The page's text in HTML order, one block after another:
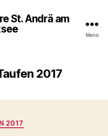
St. Andrä am
Menü
2017
Kategorien
2017